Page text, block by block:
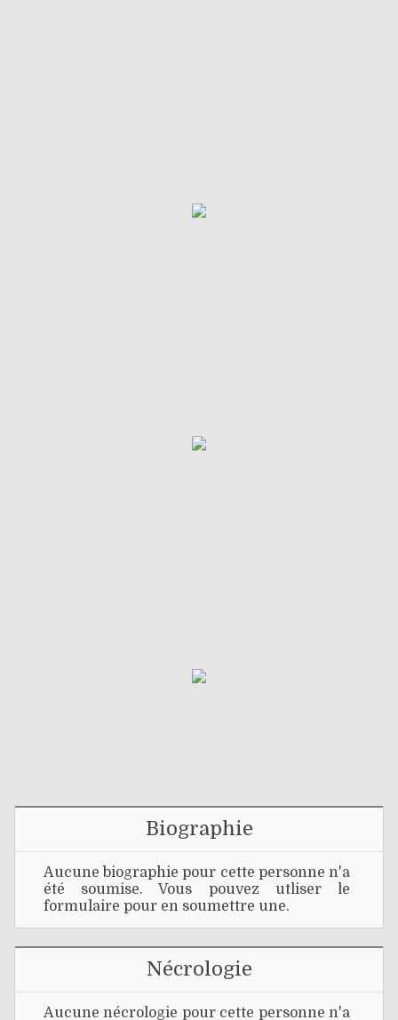
Biographie
Aucune biographie pour cette personne n'a
été soumise. Vous pouvez utliser le
formulaire pour en soumettre une.
Nécrologie
Aucune nécrologie pour cette personne n'a